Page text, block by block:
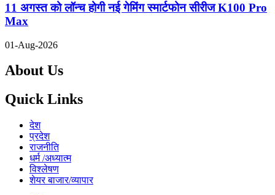
11 अगस्त को लॉन्च होगी नई गेमिंग स्मार्टफोन सीरीज K100 Pro
Max
01-Aug-2026
About Us
Quick Links
देश
प्रदेश
राजनीति
धर्म /अध्यात्म
विश्लेषण
शेयर बाजार/व्यापार